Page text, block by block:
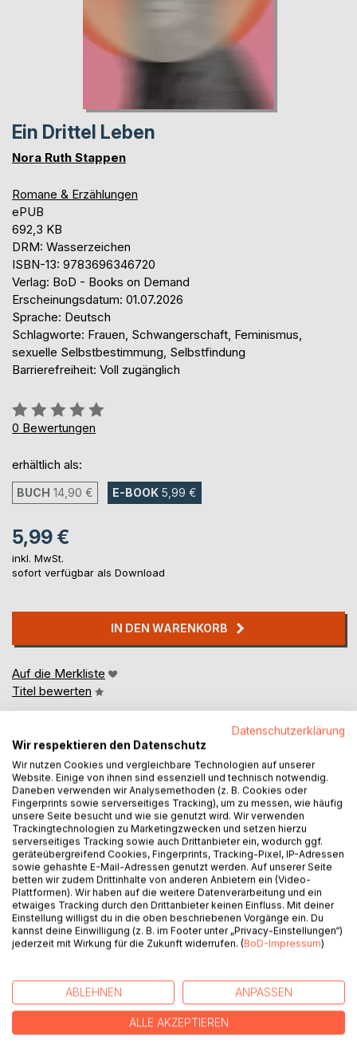
Ein Drittel Leben
Nora Ruth Stappen
Romane & Erzählungen
ePUB
692,3 KB
DRM: Wasserzeichen
ISBN-13: 9783696346720
Verlag: BoD - Books on Demand
Erscheinungsdatum: 01.07.2026
Sprache: Deutsch
Schlagworte: Frauen, Schwangerschaft, Feminismus,
sexuelle Selbstbestimmung, Selbstfindung
Barrierefreiheit: Voll zugänglich
Bewertung::
0%
0 Bewertungen
erhältlich als:
BUCH 14,90 € E-BOOK 5,99 €
5,99 €
inkl. MwSt.
sofort verfügbar als Download
IN DEN WARENKORB
Auf die Merkliste
Titel bewerten
BESCHREIBUNG
Wie lebt man mit einer Geschichte, die nie erzählt wurde?
Und wer wird man, wenn die eigenen Wurzeln im
Verborgenen liegen?
Sora ist dreißig, als die Fragen in ihrem Kopf immer lauter
werden. Ihre Mutter Ji-min ist in Korea aufgewachsen.
Über ihre Vergangenheit schweigt sie. Zwischen Mutter
Single und kurz vor dem Abschluss ihres Studiums begibt
sich Sora auf Sinnsuche. Was erwartet sie von ihrem
Leben? Wird ihre Sehnsucht nach Nähe in Erfüllung gehen
Datenschutzerklärung
Wir respektieren den Datenschutz
Wir nutzen Cookies und vergleichbare Technologien auf unserer
Website. Einige von ihnen sind essenziell und technisch notwendig.
Daneben verwenden wir Analysemethoden (z. B. Cookies oder
Fingerprints sowie serverseitiges Tracking), um zu messen, wie häufig
unsere Seite besucht und wie sie genutzt wird. Wir verwenden
Trackingtechnologien zu Marketingzwecken und setzen hierzu
serverseitiges Tracking sowie auch Drittanbieter ein, wodurch ggf.
geräteübergreifend Cookies, Fingerprints, Tracking-Pixel, IP-Adressen
sowie gehashte E-Mail-Adressen genutzt werden. Auf unserer Seite
betten wir zudem Drittinhalte von anderen Anbietern ein (Video-
Plattformen). Wir haben auf die weitere Datenverarbeitung und ein
etwaiges Tracking durch den Drittanbieter keinen Einfluss. Mit deiner
Einstellung willigst du in die oben beschriebenen Vorgänge ein. Du
kannst deine Einwilligung (z. B. im Footer unter „Privacy-Einstellungen“)
jederzeit mit Wirkung für die Zukunft widerrufen. (BoD-Impressum)
ABLEHNEN ANPASSEN
ALLE AKZEPTIEREN